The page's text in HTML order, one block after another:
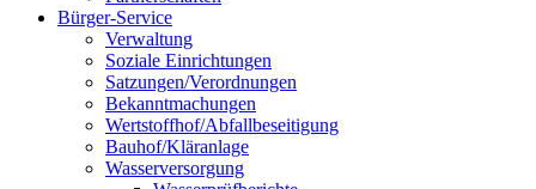
Bürger-Service
Verwaltung
Soziale Einrichtungen
Satzungen/Verordnungen
Bekanntmachungen
Wertstoffhof/Abfallbeseitigung
Bauhof/Kläranlage
Wasserversorgung